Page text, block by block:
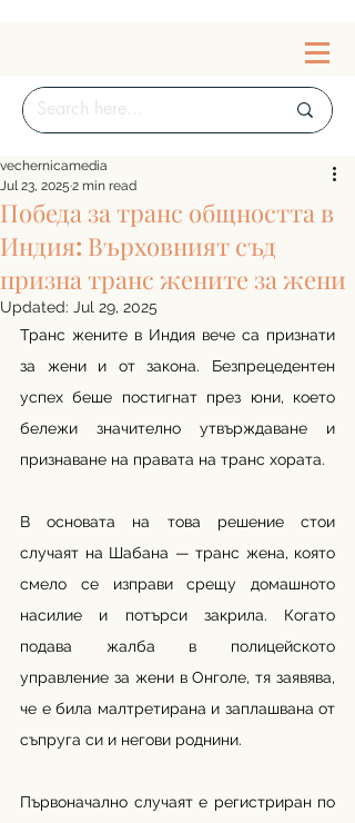
Победа за транс общността в
Индия: Върховният съд
призна транс жените за жени
vechernicamedia
Jul 23, 2025 2 min read
Updated: Jul 29, 2025
Транс жените в Индия вече са признати
за жени и от закона. Безпрецедентен
успех беше постигнат през юни, което
бележи значително утвърждаване и
признаване на правата на транс хората.
В основата на това решение стои
случаят на Шабана — транс жена, която
смело се изправи срещу домашното
насилие и потърси закрила. Когато
подава жалба в полицейското
управление за жени в Онголе, тя заявява,
че е била малтретирана и заплашвана от
съпруга си и негови роднини.
Първоначално случаят е регистриран по